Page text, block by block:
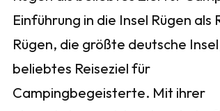
Einführung in die Insel Rügen als
Rügen, die größte deutsche
beliebtes Reiseziel für
Campingbegeisterte. Mit ihrer